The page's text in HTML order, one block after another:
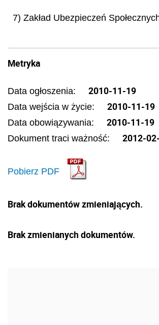
7) Zakład Ubezpieczeń
Metryka
Data ogłoszenia: 2010-11-19
Data wejścia w życie: 2010-11-19
Data obowiązywania: 2010-11-19
Dokument traci ważność: 2012-
Pobierz PDF
Brak dokumentów zmieniających.
Brak zmienianych dokumentów.